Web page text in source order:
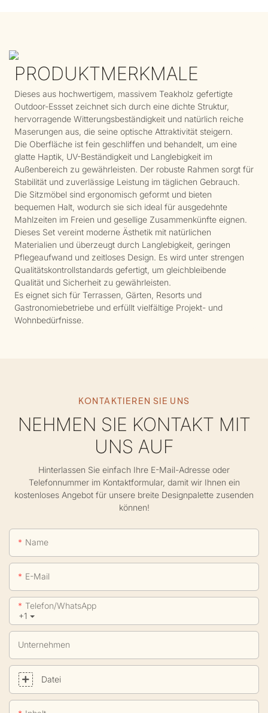
PRODUKTMERKMALE
Dieses aus hochwertigem, massivem Teakholz gefertigte
Outdoor-Essset zeichnet sich durch eine dichte Struktur,
hervorragende Witterungsbeständigkeit und natürlich reiche
Maserungen aus, die seine optische Attraktivität steigern.
Die Oberfläche ist fein geschliffen und behandelt, um eine
glatte Haptik, UV-Beständigkeit und Langlebigkeit im
Außenbereich zu gewährleisten. Der robuste Rahmen sorgt für
Stabilität und zuverlässige Leistung im täglichen Gebrauch.
Die Sitzmöbel sind ergonomisch geformt und bieten
bequemen Halt, wodurch sie sich ideal für ausgedehnte
Mahlzeiten im Freien und gesellige Zusammenkünfte eignen.
Dieses Set vereint moderne Ästhetik mit natürlichen
Materialien und überzeugt durch Langlebigkeit, geringen
Pflegeaufwand und zeitloses Design. Es wird unter strengen
Qualitätskontrollstandards gefertigt, um gleichbleibende
Qualität und Sicherheit zu gewährleisten.
Es eignet sich für Terrassen, Gärten, Resorts und
Gastronomiebetriebe und erfüllt vielfältige Projekt- und
Wohnbedürfnisse.
KONTAKTIEREN SIE UNS
NEHMEN SIE KONTAKT MIT
UNS AUF
Hinterlassen Sie einfach Ihre E-Mail-Adresse oder
Telefonnummer im Kontaktformular, damit wir Ihnen ein
kostenloses Angebot für unsere breite Designpalette zusenden
können!
Name
E-Mail
+1
Telefon/WhatsApp
Unternehmen
Datei